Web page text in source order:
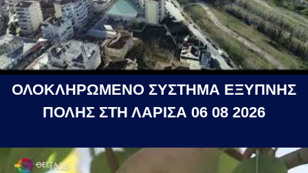
ΟΛΟΚΛΗΡΩΜΕΝΟ ΣΥΣΤΗΜΑ ΕΞΥΠΝΗΣ
ΠΟΛΗΣ ΣΤΗ ΛΑΡΙΣΑ 06 08 2026